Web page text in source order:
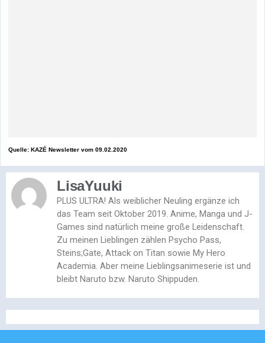
Quelle: KAZÉ Newsletter vom 09.02.2020
LisaYuuki
PLUS ULTRA! Als weiblicher Neuling ergänze ich
das Team seit Oktober 2019. Anime, Manga und J-
Games sind natürlich meine große Leidenschaft.
Zu meinen Lieblingen zählen Psycho Pass,
Steins;Gate, Attack on Titan sowie My Hero
Academia. Aber meine Lieblingsanimeserie ist und
bleibt Naruto bzw. Naruto Shippuden.